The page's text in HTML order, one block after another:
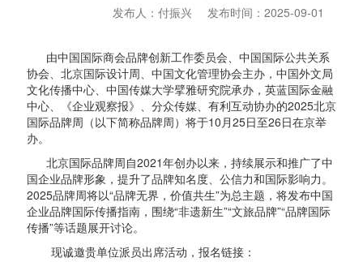
发布人：付振兴 发布时间：2025-09-01
由中国国际商会品牌创新工作委员会、中国国际公共关系
协会、北京国际设计周、中国文化管理协会主办，中国外文局
文化传播中心、中国传媒大学擘雅研究院承办，英蓝国际金融
中心、《企业观察报》、分众传媒、有利互动协办的2025北京
国际品牌周（以下简称品牌周）将于10月25日至26日在京举
办。
北京国际品牌周自2021年创办以来，持续展示和推广了中
国企业品牌形象，提升了品牌知名度、公信力和国际影响力。
2025品牌周将以“品牌无界，价值共生”为总主题，将发布中国
企业品牌国际传播指南，围绕“非遗新生”“文旅品牌”“品牌国际
传播”等话题展开讨论。
现诚邀贵单位派员出席活动，报名链接：